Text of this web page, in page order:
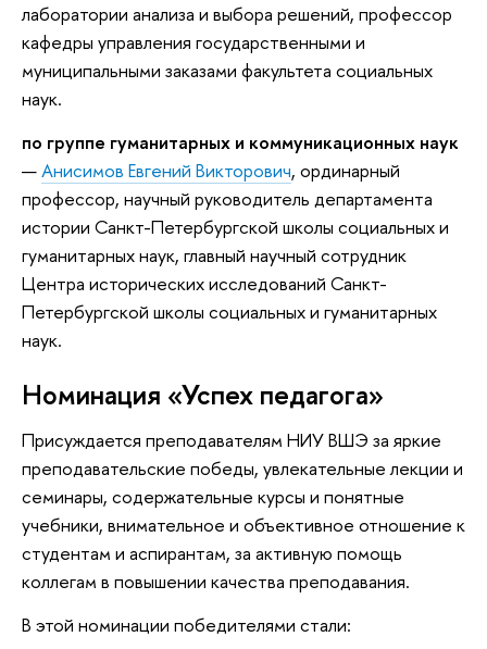
лаборатории анализа и выбора решений, профессор
кафедры управления государственными и
муниципальными заказами факультета социальных
наук.
по группе гуманитарных и коммуникационных наук
—Анисимов Евгений Викторович, ординарный
профессор, научный руководитель департамента
истории Санкт-Петербургской школы социальных и
гуманитарных наук, главный научный сотрудник
Центра исторических исследований Санкт-
Петербургской школы социальных и гуманитарных
наук.
Номинация «Успех педагога»
Присуждается преподавателям НИУ ВШЭ за яркие
преподавательские победы, увлекательные лекции и
семинары, содержательные курсы и понятные
учебники, внимательное и объективное отношение к
студентам и аспирантам, за активную помощь
коллегам в повышении качества преподавания.
В этой номинации победителями стали: